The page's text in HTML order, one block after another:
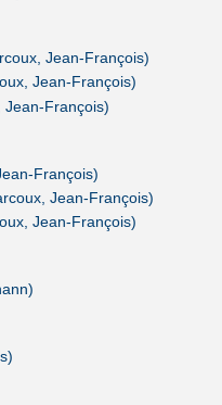
Jean-François)
Jean-François)
Jean-François)
François)
Jean-François)
Jean-François)